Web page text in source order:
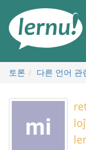
토론 다른 언어 관